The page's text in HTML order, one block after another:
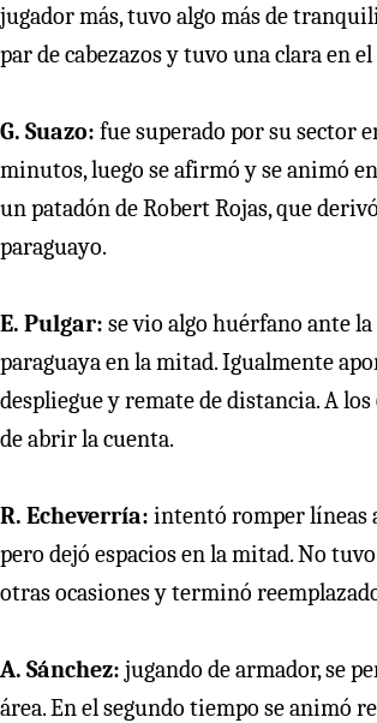
jugador más, tuvo algo más de
par de cabezazos y tuvo una clara en
G. Suazo: fue superado por su sector
minutos, luego se afirmó y se animó
un patadón de Robert Rojas, que
paraguayo.
E. Pulgar: se vio algo huérfano ante
paraguaya en la mitad. Igualmente
despliegue y remate de distancia. A los
de abrir la cuenta.
R. Echeverría: intentó romper líneas
pero dejó espacios en la mitad. No
otras ocasiones y terminó
A. Sánchez: jugando de armador, se
área. En el segundo tiempo se animó